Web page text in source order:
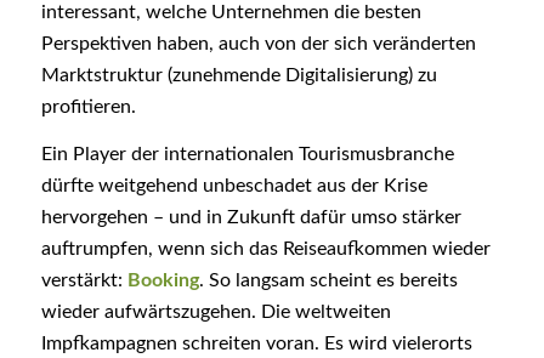
interessant, welche Unternehmen die besten
Perspektiven haben, auch von der sich veränderten
Marktstruktur (zunehmende Digitalisierung) zu
profitieren.
Ein Player der internationalen Tourismusbranche
dürfte weitgehend unbeschadet aus der Krise
hervorgehen – und in Zukunft dafür umso stärker
auftrumpfen, wenn sich das Reiseaufkommen wieder
verstärkt: Booking. So langsam scheint es bereits
wieder aufwärtszugehen. Die weltweiten
Impfkampagnen schreiten voran. Es wird vielerorts